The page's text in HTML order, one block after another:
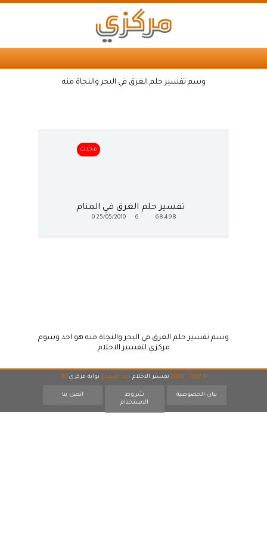
وسم تفسير حلم الغرق في البحر والنجاة منه
محدث
تفسير حلم الغرق في المنام
68,498
25/05/2010
0
وسم تفسير حلم الغرق في البحر والنجاة منه هو احد وسوم
مركزي لتفسير الاحلام
© 2007 - 2026 تفسير الاحلام احد اقسام بوابة مركزي 30
بيان الخصوصية
شروط
الاستخدام
اتصل بنا